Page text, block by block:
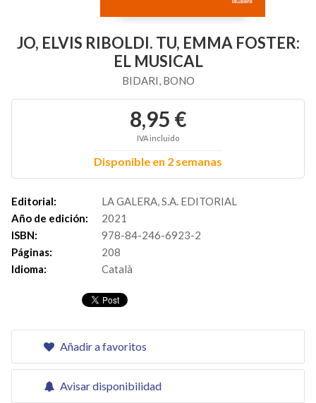
JO, ELVIS RIBOLDI. TU, EMMA FOSTER:
EL MUSICAL
BIDARI, BONO
8,95 €
IVA incluido
Disponible en 2 semanas
Editorial:
LA GALERA, S.A. EDITORIAL
Año de edición:
2021
ISBN:
978-84-246-6923-2
Páginas:
208
Idioma:
Català
Añadir a favoritos
Avisar disponibilidad